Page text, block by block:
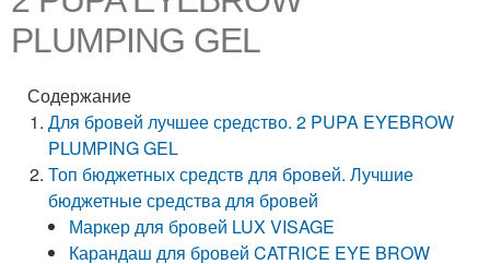
PLUMPING GEL
Содержание
Для бровей лучшее средство. 2 PUPA EYEBROW
PLUMPING GEL
Топ бюджетных средств для бровей. Лучшие
бюджетные средства для бровей
Маркер для бровей LUX VISAGE
Карандаш для бровей CATRICE EYE BROW